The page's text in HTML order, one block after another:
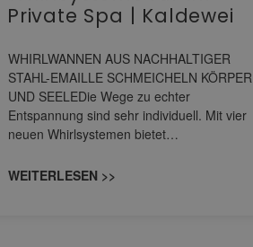
Private Spa | Kaldewei
WHIRLWANNEN AUS NACHHALTIGER
STAHL-EMAILLE SCHMEICHELN KÖRPER
UND SEELEDie Wege zu echter
Entspannung sind sehr individuell. Mit vier
neuen Whirlsystemen bietet…
WEITERLESEN >>